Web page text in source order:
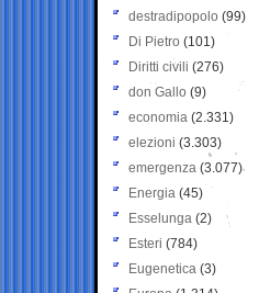
destradipopolo (99)
Di Pietro (101)
Diritti civili (276)
don Gallo (9)
economia (2.331)
elezioni (3.303)
emergenza (3.077)
Energia (45)
Esselunga (2)
Esteri (784)
Eugenetica (3)